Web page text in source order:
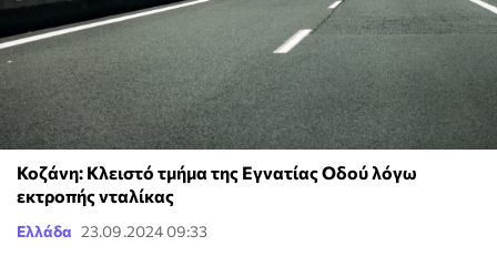
Κοζάνη: Κλειστό τμήμα της Εγνατίας Οδού λόγω
εκτροπής νταλίκας
Ελλάδα 23.09.2024 09:33